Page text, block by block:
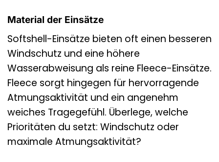
Material der Einsätze
Softshell-Einsätze bieten oft einen besseren
Windschutz und eine höhere
Wasserabweisung als reine Fleece-Einsätze.
Fleece sorgt hingegen für hervorragende
Atmungsaktivität und ein angenehm
weiches Tragegefühl. Überlege, welche
Prioritäten du setzt: Windschutz oder
maximale Atmungsaktivität?